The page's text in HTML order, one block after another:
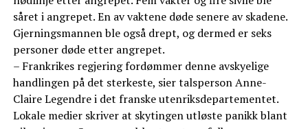
såret i angrepet. En av vaktene døde senere av skadene.
Gjerningsmannen ble også drept, og dermed er seks
personer døde etter angrepet.
– Frankrikes regjering fordømmer denne avskyelige
handlingen på det sterkeste, sier talsperson Anne-
Claire Legendre i det franske utenriksdepartementet.
Lokale medier skriver at skytingen utløste panikk blant